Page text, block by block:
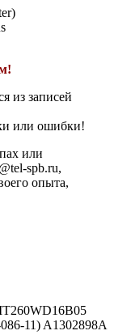
из записей
или ошибки!
или
spb.ru,
опыта,
11) A1302898A